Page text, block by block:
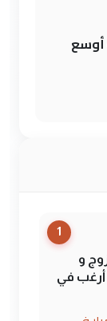
أوسع
1
و
أرغب في